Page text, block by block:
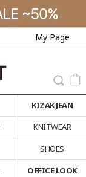
My Page
KIZAK JEAN
KNITWEAR
SHOES
OFFICE LOOK